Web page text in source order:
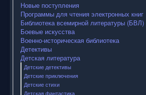
Новые поступления
Программы для чтения электронных книг
Библиотека всемирной литературы (БВЛ)
Боевые искусства
Военно-историческая библиотека
Детективы
Детская литература
Детские детективы
Детские приключения
Детские стихи
Детская фантастика